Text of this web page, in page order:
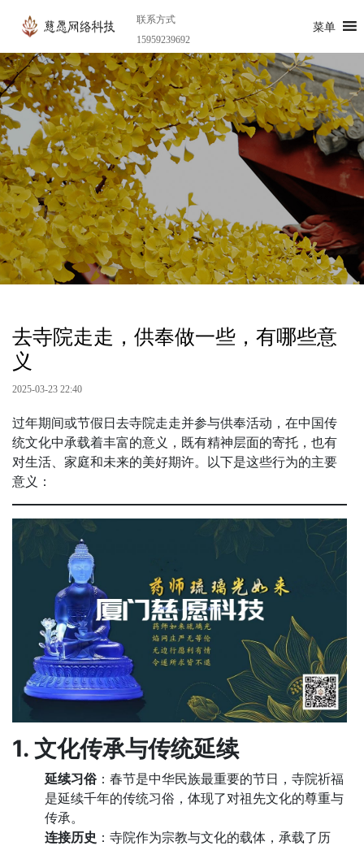
联系方式
15959239692
菜单
去寺院走走，供奉做一些，有哪些意
义
2025-03-23 22:40
过年期间或节假日去寺院走走并参与供奉活动，在中国传
统文化中承载着丰富的意义，既有精神层面的寄托，也有
对生活、家庭和未来的美好期许。以下是这些行为的主要
意义：
1. 文化传承与传统延续
延续习俗：春节是中华民族最重要的节日，寺院祈福
是延续千年的传统习俗，体现了对祖先文化的尊重与
传承。
连接历史 ：寺院作为宗教与文化的载体，承载了历